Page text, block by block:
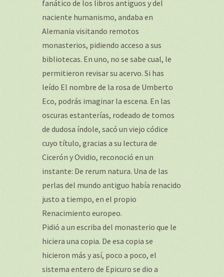
fanático de los libros antiguos y del
naciente humanismo, andaba en
Alemania visitando remotos
monasterios, pidiendo acceso a sus
bibliotecas. En uno, no se sabe cual, le
permitieron revisar su acervo. Si has
leído El nombre de la rosa de Umberto
Eco, podrás imaginar la escena. En las
oscuras estanterías, rodeado de tomos
de dudosa índole, sacó un viejo códice
cuyo título, gracias a su lectura de
Cicerón y Ovidio, reconoció en un
instante: De rerum natura. Una de las
perlas del mundo antiguo había renacido
justo a tiempo, en el propio
Renacimiento europeo.
Pidió a un escriba del monasterio que le
hiciera una copia. De esa copia se
hicieron más y así, poco a poco, el
sistema entero de Epicuro se dio a